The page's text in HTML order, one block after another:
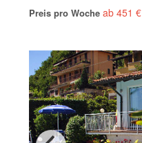
Preis pro Woche ab 451 €